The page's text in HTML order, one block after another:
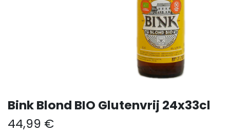
Bink Blond BIO Glutenvrij 24x33cl
44,99 €